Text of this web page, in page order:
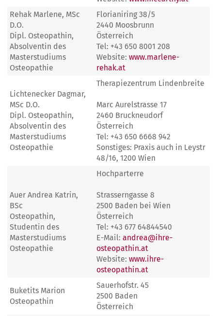
Rehak Marlene, MSc
D.O.
Dipl. Osteopathin,
Absolventin des
Masterstudiums
Osteopathie
Florianiring 38/5
2440 Moosbrunn
Österreich
Tel: +43 650 8001 208
Website: www.marlene-
rehak.at
Lichtenecker Dagmar,
MSc D.O.
Dipl. Osteopathin,
Absolventin des
Masterstudiums
Osteopathie
Therapiezentrum Lindenbreite
Marc Aurelstrasse 17
2460 Bruckneudorf
Österreich
Tel: +43 650 6668 942
Sonstiges: Praxis auch in Leystr
48/16, 1200 Wien
Auer Andrea Katrin,
BSc
Osteopathin,
Studentin des
Masterstudiums
Osteopathie
Hochparterre
Strasserngasse 8
2500 Baden bei Wien
Österreich
Tel: +43 677 64844540
E-Mail: andrea@ihre-
osteopathin.at
Website: www.ihre-
osteopathin.at
Buketits Marion
Osteopathin
Sauerhofstr. 45
2500 Baden
Österreich